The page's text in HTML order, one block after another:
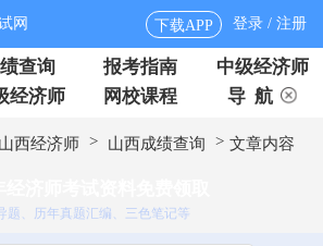
网 下载APP 登录 / 注册
查询 报考指南
中级经济师
经济师 网校课程 导 航
山西经济师 > 山西成绩查询 > 文章内容
题、历年真题汇编、三色笔记等